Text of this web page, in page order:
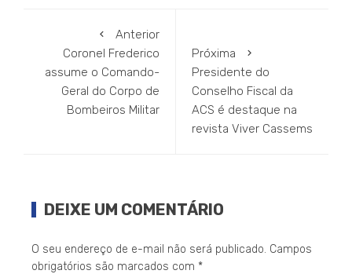
Anterior
Coronel Frederico
assume o Comando-
Geral do Corpo de
Bombeiros Militar
Próxima
Presidente do
Conselho Fiscal da
ACS é destaque na
revista Viver Cassems
DEIXE UM COMENTÁRIO
O seu endereço de e-mail não será publicado. Campos
obrigatórios são marcados com *